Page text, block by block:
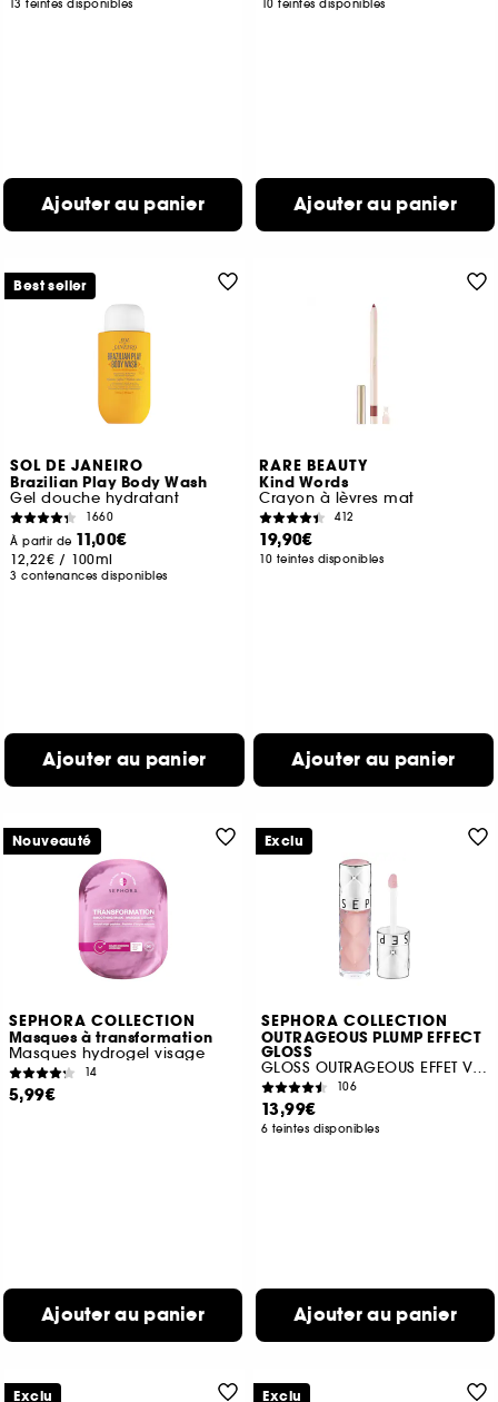
13 teintes disponibles
Ajouter au panier
10 teintes disponibles
Ajouter au panier
SOL DE JANEIRO
Brazilian Play Body Wash
Gel douche hydratant
1660
À partir de 11,00€
12,22€ / 100ml
3 contenances disponibles
Ajouter au panier
Best seller
RARE BEAUTY
Kind Words
Crayon à lèvres mat
412
19,90€
10 teintes disponibles
Ajouter au panier
SEPHORA COLLECTION
Masques à transformation
Masques hydrogel visage
14
5,99€
Ajouter au panier
Nouveauté
SEPHORA COLLECTION
OUTRAGEOUS PLUMP EFFECT
GLOSS
GLOSS OUTRAGEOUS EFFET VOLUME
106
13,99€
6 teintes disponibles
Ajouter au panier
Exclu
Exclu Exclu